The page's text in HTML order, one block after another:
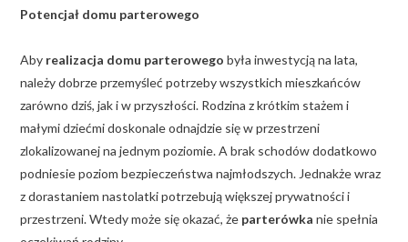
Potencjał domu parterowego
Aby realizacja domu parterowego była inwestycją na lata,
należy dobrze przemyśleć potrzeby wszystkich mieszkańców
zarówno dziś, jak i w przyszłości. Rodzina z krótkim stażem i
małymi dziećmi doskonale odnajdzie się w przestrzeni
zlokalizowanej na jednym poziomie. A brak schodów dodatkowo
podniesie poziom bezpieczeństwa najmłodszych. Jednakże wraz
z dorastaniem nastolatki potrzebują większej prywatności i
przestrzeni. Wtedy może się okazać, że parterówka nie spełnia